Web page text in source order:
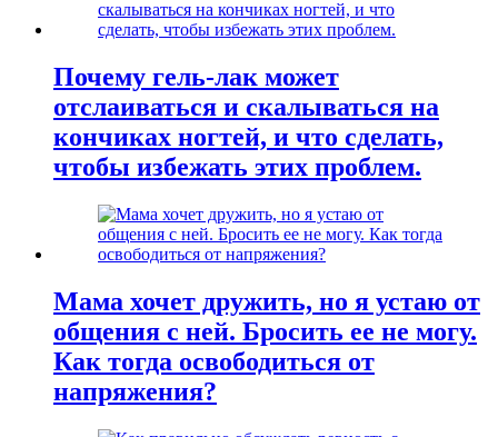
Почему гель-лак может
отслаиваться и скалываться на
кончиках ногтей, и что сделать,
чтобы избежать этих проблем.
Мама хочет дружить, но я устаю от
общения с ней. Бросить ее не могу.
Как тогда освободиться от
напряжения?